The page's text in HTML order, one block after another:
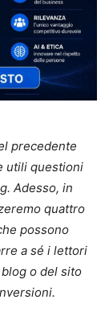
precedente
utili questioni
Adesso, in
quattro
possono
a sé i lettori
o del sito